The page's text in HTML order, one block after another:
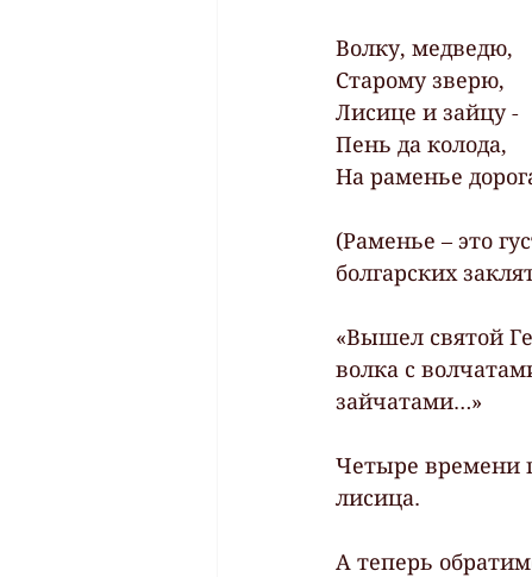
Волку, медведю,
Старому зверю,
Лисице и зайцу -
Пень да колода,
На раменье
(Раменье – это
болгарских
«Вышел святой
волка с
зайчатами…»
Четыре времени
лисица.
А теперь